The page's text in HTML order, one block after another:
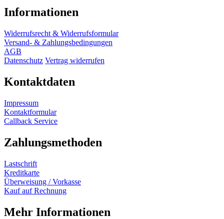
Informationen
Widerrufsrecht & Widerrufsformular
Versand- & Zahlungsbedingungen
AGB
Datenschutz Vertrag widerrufen
Kontaktdaten
Impressum
Kontaktformular
Callback Service
Zahlungsmethoden
Lastschrift
Kreditkarte
Überweisung / Vorkasse
Kauf auf Rechnung
Mehr Informationen